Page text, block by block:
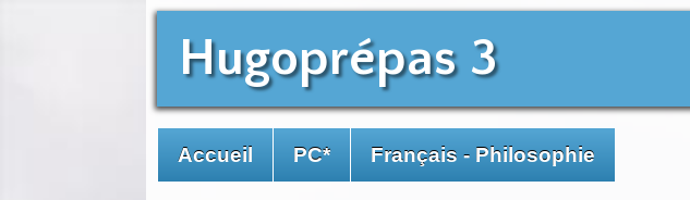
Hugoprépas 3
Accueil PC* Français - Philosophie